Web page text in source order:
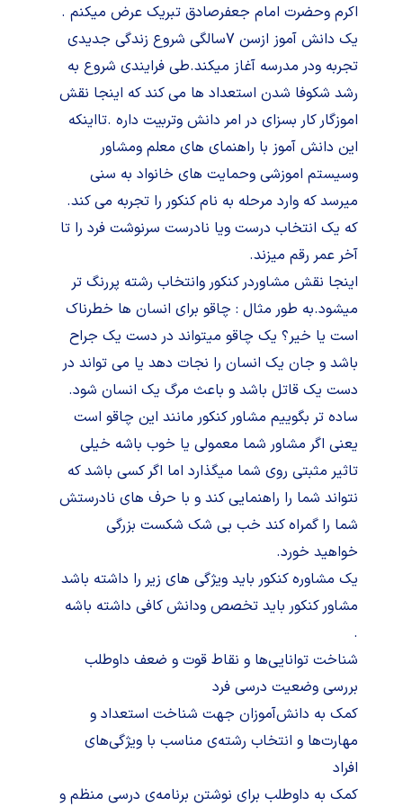
اکرم وحضرت امام جعفرصادق تبریک عرض میکنم .
یک دانش آموز ازسن 7سالگی شروع زندگی جدیدی
تجربه ودر مدرسه آغاز میکند.طی فرایندی شروع به
رشد شکوفا شدن استعداد ها می کند که اینجا نقش
اموزگار کار بسزای در امر دانش وتربیت داره .تااینکه
این دانش آموز با راهنمای های معلم ومشاور
وسیستم اموزشی وحمایت های خانواد به سنی
میرسد که وارد مرحله به نام کنکور را تجربه می کند.
که یک انتخاب درست ویا نادرست سرنوشت فرد را تا
آخر عمر رقم میزند.
اینجا نقش مشاوردر کنکور وانتخاب رشته پررنگ تر
میشود.به طور مثال : چاقو برای انسان ها خطرناک
است یا خیر؟ یک چاقو میتواند در دست یک جراح
باشد و جان یک انسان را نجات دهد یا می تواند در
دست یک قاتل باشد و باعث مرگ یک انسان شود.
ساده تر بگوییم مشاور کنکور مانند این چاقو است
یعنی اگر مشاور شما معمولی یا خوب باشه خیلی
تاثیر مثبتی روی شما میگذارد اما اگر کسی باشد که
نتواند شما را راهنمایی کند و با حرف های نادرستش
شما را گمراه کند خب بی شک شکست بزرگی
خواهید خورد.
یک مشاوره کنکور باید ویژگی های زیر را داشته باشد
مشاور کنکور باید تخصص ودانش کافی داشته باشه
.
شناخت توانایی‌ها و نقاط قوت و ضعف داوطلب
بررسی وضعیت درسی فرد
کمک به دانش‌آموزان جهت شناخت استعداد و
مهارت‌ها و انتخاب رشته‌ی مناسب با ویژگی‌های
افراد
کمک به داوطلب برای نوشتن برنامه‌ی درسی منظم و